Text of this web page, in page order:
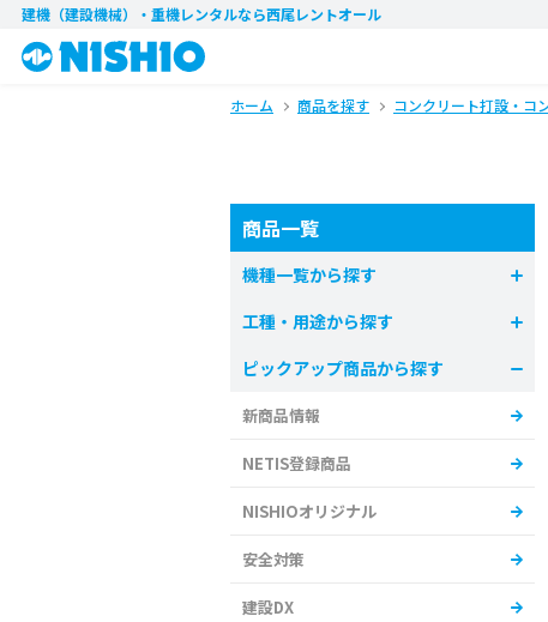
建機（建設機械）・重機レンタルなら西尾レントオール
ホーム 商品を探す コンクリート打設・コ
商品一覧
機種一覧から探す
工種・用途から探す
ピックアップ商品から探す
新商品情報
NETIS登録商品
NISHIOオリジナル
安全対策
建設DX